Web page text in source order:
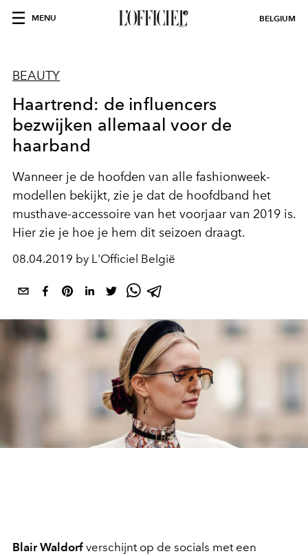
MENU BELGIUM
BEAUTY
Haartrend: de influencers
bezwijken allemaal voor de
haarband
Wanneer je de hoofden van alle fashionweek-
modellen bekijkt, zie je dat de hoofdband het
musthave-accessoire van het voorjaar van 2019 is.
Hier zie je hoe je hem dit seizoen draagt.
08.04.2019 by L'Officiel België
Blair Waldorf verschijnt op de socials met een